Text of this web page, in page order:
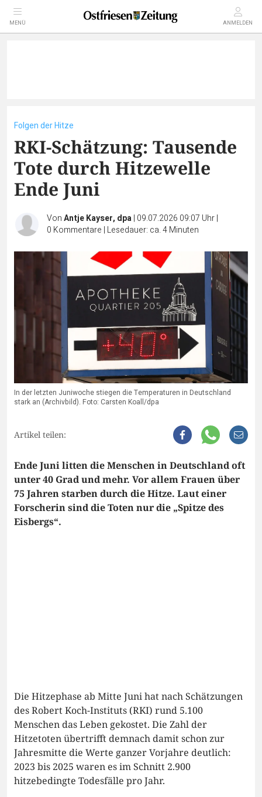
MENÜ ANMELDEN
Folgen der Hitze
RKI-Schätzung: Tausende
Tote durch Hitzewelle
Ende Juni
VonAntje Kayser, dpa| 09.07.2026 09:07 Uhr|
0 Kommentare | Lesedauer: ca. 4 Minuten
In der letzten Juniwoche stiegen die Temperaturen in Deutschland
stark an (Archivbild). Foto: Carsten Koall/dpa
Artikel teilen:
Ende Juni litten die Menschen in Deutschland oft
unter 40 Grad und mehr. Vor allem Frauen über
75 Jahren starben durch die Hitze. Laut einer
Forscherin sind die Toten nur die „Spitze des
Eisbergs“.
Die Hitzephase ab Mitte Juni hat nach Schätzungen
des Robert Koch-Instituts (RKI) rund 5.100
Menschen das Leben gekostet. Die Zahl der
Hitzetoten übertrifft demnach damit schon zur
Jahresmitte die Werte ganzer Vorjahre deutlich:
2023 bis 2025 waren es im Schnitt 2.900
hitzebedingte Todesfälle pro Jahr.